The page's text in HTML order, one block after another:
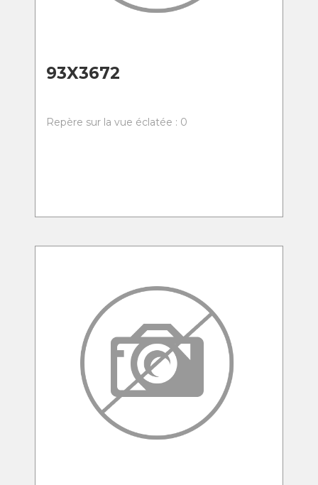
93X3672
Repère sur la vue éclatée : 0